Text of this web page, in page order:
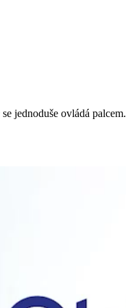
jednoduše ovládá palcem.